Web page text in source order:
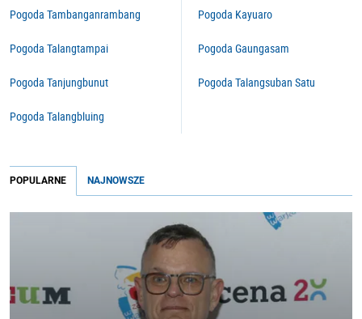
Pogoda Tambanganrambang
Pogoda Talangtampai
Pogoda Tanjungbunut
Pogoda Talangbluing
Pogoda Kayuaro
Pogoda Gaungasam
Pogoda Talangsuban Satu
POPULARNE NAJNOWSZE